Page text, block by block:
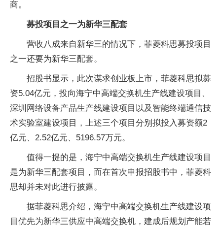
商。
募投项目之一为新华三配套
营收八成来自新华三的情况下，菲菱科思募投项目
之一还要为新华三配套。
招股书显示，此次谋求创业板上市，菲菱科思拟募
资5.04亿元，投向海宁中高端交换机生产线建设项目、
深圳网络设备产品生产线建设项目以及智能终端通信技
术实验室建设项目，上述三个项目分别拟投入募资额2
亿元、2.52亿元、5196.57万元。
值得一提的是，海宁中高端交换机生产线建设项目
是为新华三配套项目，而在首次申报招股书中，菲菱科
思却并未对此进行披露。
据菲菱科思介绍，海宁中高端交换机生产线建设项
目优先为新华三供应中高端交换机，建成后规划产能若